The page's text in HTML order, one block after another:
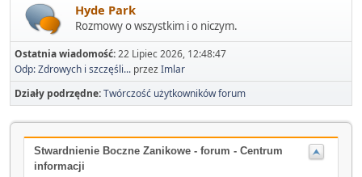
Hyde Park
Rozmowy o wszystkim i o niczym.
Ostatnia wiadomość:22 Lipiec 2026, 12:48:47
Odp: Zdrowych i szczęśli... przezImlar
Działy podrzędne Twórczość użytkowników forum
Stwardnienie Boczne Zanikowe - forum - Centrum
informacji